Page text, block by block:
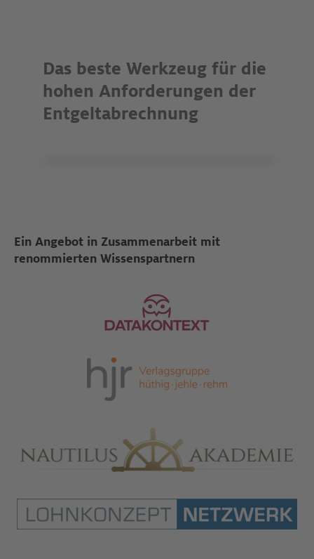
Das beste Werkzeug für die
hohen Anforderungen der
Entgeltabrechnung
Ein Angebot in Zusammenarbeit mit
renommierten Wissenspartnern